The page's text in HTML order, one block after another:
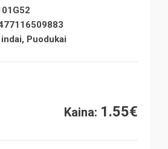
Puodukai
Kaina: 1.55€